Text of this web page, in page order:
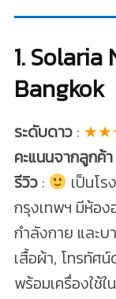
1.
Bangkok
ระดับดาว:
คะแนนจากลูกค้า
รีวิว:
เป็นโ
กรุงเทพฯ มีห้อง
กำลังกาย และ
เสื้อผ้า, โทรทัศ
พร้อมเครื่องใช้